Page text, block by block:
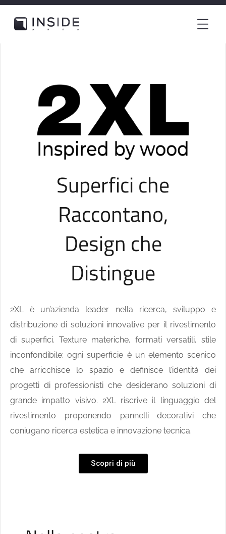
Superfici che
Raccontano,
Design che
Distingue
2XL è un’azienda leader nella ricerca, sviluppo e
distribuzione di soluzioni innovative per il rivestimento
di superfici. Texture materiche, formati versatili, stile
inconfondibile: ogni superficie è un elemento scenico
che arricchisce lo spazio e definisce l’identità dei
progetti di professionisti che desiderano soluzioni di
grande impatto visivo. 2XL riscrive il linguaggio del
rivestimento proponendo pannelli decorativi che
coniugano ricerca estetica e innovazione tecnica.
Scopri di più